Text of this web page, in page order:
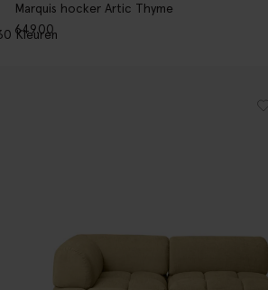
Marquis hocker Artic Thyme
649.00
Kleuren